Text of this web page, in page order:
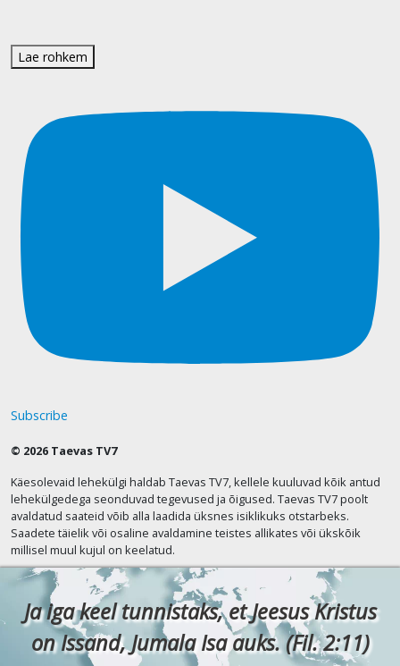
Lae rohkem
Subscribe
© 2026 Taevas TV7
Käesolevaid lehekülgi haldab Taevas TV7, kellele kuuluvad kõik antud
lehekülgedega seonduvad tegevused ja õigused. Taevas TV7 poolt
avaldatud saateid võib alla laadida üksnes isiklikuks otstarbeks.
Saadete täielik või osaline avaldamine teistes allikates või ükskõik
millisel muul kujul on keelatud.
Ja iga keel tunnistaks, et Jeesus Kristus
on Issand, Jumala Isa auks. (Fil. 2:11)